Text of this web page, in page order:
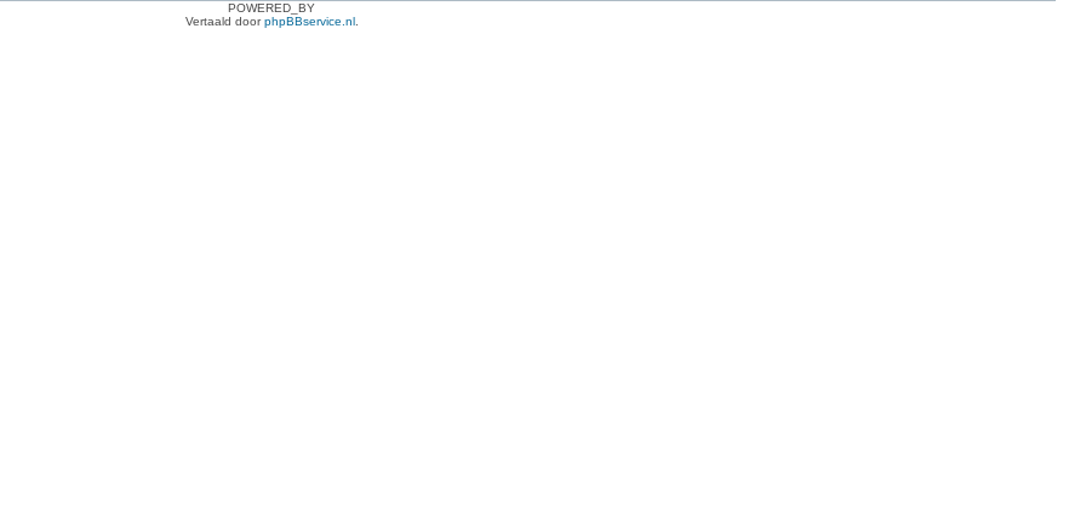
POWERED_BY
Vertaald doorphpBBservice.nl.